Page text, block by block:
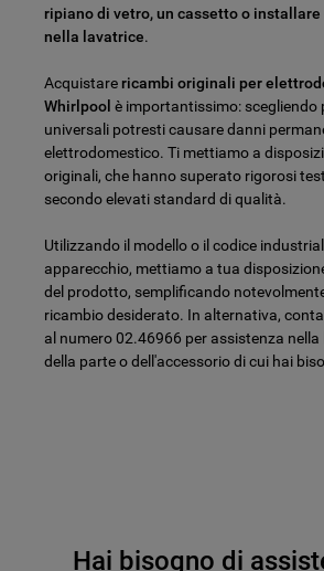
ripiano di vetro, un cassetto o
nella lavatrice.
Acquistare ricambi originali per
Whirlpool è importantissimo: scegliendo
universali potresti causare danni
elettrodomestico. Ti mettiamo a
originali, che hanno superato rigorosi
secondo elevati standard di qualità.
Utilizzando il modello o il codice
apparecchio, mettiamo a tua
del prodotto, semplificando
ricambio desiderato. In alternativa,
al numero 02.46966 per assistenza
della parte o dell'accessorio di cui hai
Hai bisogno di